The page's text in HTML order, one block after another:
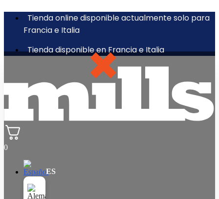
Tienda online disponible actualmente solo para
Francia e Italia
Tienda disponible en Francia e Italia
0